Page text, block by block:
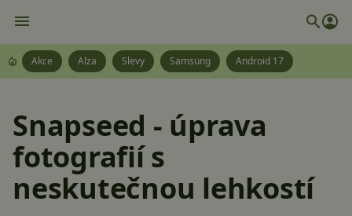
Akce Alza Slevy Samsung Android 17
Snapseed - úprava
fotografií s
neskutečnou lehkostí